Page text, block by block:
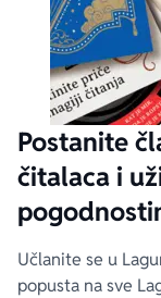
Postanite
čitalaca i
Učlanite se u
popusta na sve